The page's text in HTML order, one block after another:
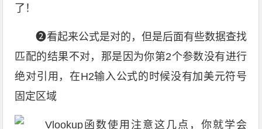
❷看起来公式是对的，但是后面有些数据查找
匹配的结果不对，那是因为你第2个参数没有进行
绝对引用，在H2输入公式的时候没有加美元符号
固定区域